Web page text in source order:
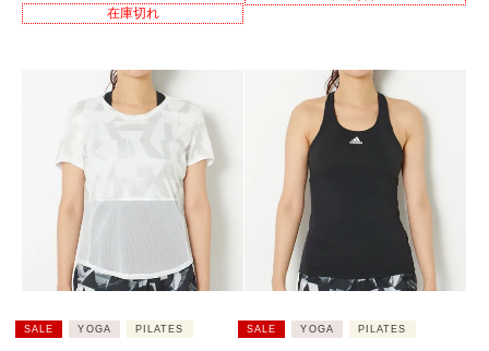
在庫切れ
SALE YOGA PILATES SALE YOGA PILATES